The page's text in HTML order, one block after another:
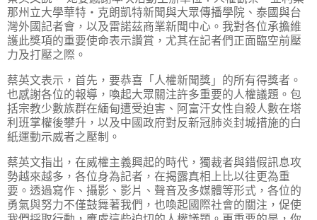
那州立大學華特・克朗凱特新聞與大眾傳播學院、泰國與台
灣外國記者會，以及雷諾茲商業新聞中心。我對各位承擔維
護此獎項的重要使命表示讚賞，尤其在記者們正面臨空前壓
力及打壓之際。
蔡英文表示，首先，要恭喜「人權新聞獎」的所有得獎者。
也感謝各位的報導，喚起大眾關注許多重要的人權議題。包
括宗教少數族群在緬甸遭受迫害、阿富汗女性自殺人數在塔
利班掌權後攀升，以及中國政府對反新冠肺炎封城措施的白
紙運動示威者之壓制。
蔡英文指出，在威權主義興起的時代，獨裁者與錯假訊息攻
勢越來越多，各位身為記者，在揭露真相上比以往更為重
要。透過寫作、攝影、影片、聲音及多媒體等形式，各位的
勇氣與努力不僅鼓舞著我們，也喚起國際社會的關注，促使